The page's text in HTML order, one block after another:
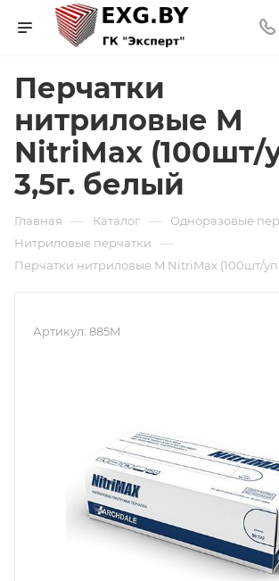
Перчатки
нитриловые M
NitriMax (100шт/
3,5г. белый
Главная — Каталог — Одноразовые
Нитриловые перчатки —
Перчатки нитриловые M NitriMax (100шт/
Артикул: 885M